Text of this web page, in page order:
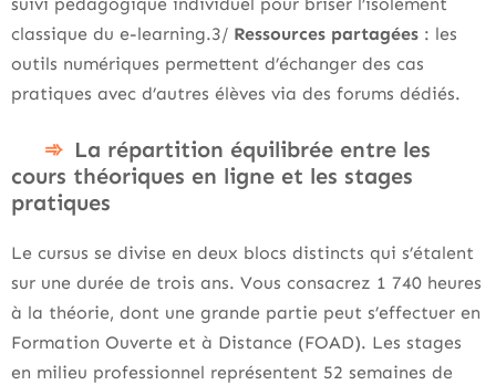
classique du e-learning.3/ Ressources partagées : les
outils numériques permettent d’échanger des cas
pratiques avec d’autres élèves via des forums dédiés.
La répartition équilibrée entre les
cours théoriques en ligne et les stages
pratiques
Le cursus se divise en deux blocs distincts qui s’étalent
sur une durée de trois ans. Vous consacrez 1 740 heures
à la théorie, dont une grande partie peut s’effectuer en
Formation Ouverte et à Distance (FOAD). Les stages
en milieu professionnel représentent 52 semaines de